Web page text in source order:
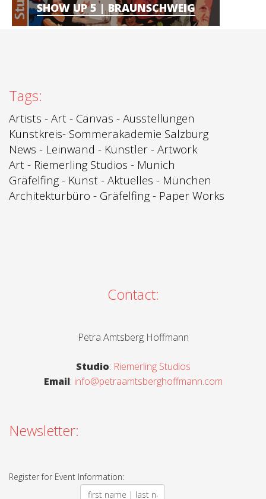
SHOW UP 5 | BRAUNSCHWEIG
Tags:
Artists - Art - Canvas - Ausstellungen
Kunstkreis- Sommerakademie Salzburg
News - Leinwand - Künstler - Artwork
Art - Riemerling Studios - Munich
Gräfelfing- Kunst - Aktuelles - München
Architekturbüro - Gräfelfing- Paper Works
Contact:
Petra Amtsberg Hoffmann
Studio: Riemerling Studios
Email: info@petraamtsberghoffmann.com
Newsletter:
Register for Event Information: